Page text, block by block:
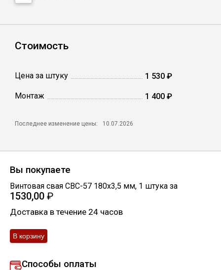
Винтовые сваи
Столбы заборные
Электроды
Остальное
Стоимость
Цена за штуку 1 530 ₽
Монтаж 1 400 ₽
Последнее изменение цены: 10.07.2026
Вы покупаете
Винтовая свая СВС-57 180х3,5 мм, 1 штука за
1530,00 ₽
Доставка в течение 24 часов
Способы оплаты